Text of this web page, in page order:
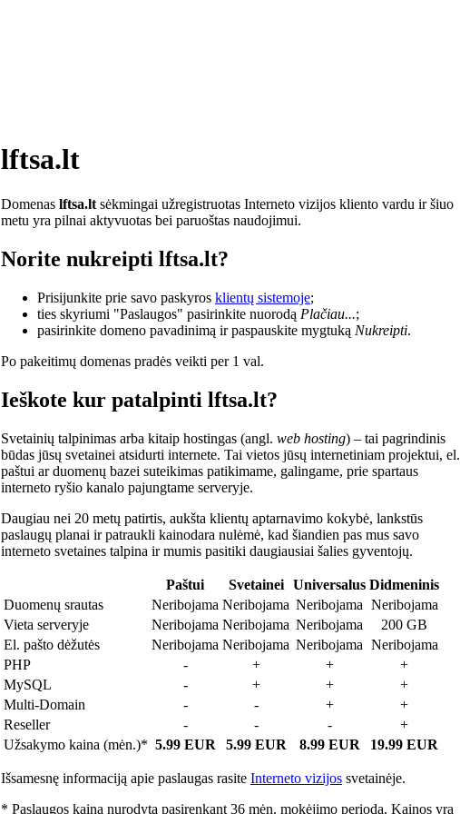
lftsa.lt
Domenas lftsa.lt sėkmingai užregistruotas Interneto vizijos kliento vardu ir šiuo
metu yra pilnai aktyvuotas bei paruoštas naudojimui.
Norite nukreipti lftsa.lt?
Prisijunkite prie savo paskyros klientų sistemoje;
ties skyriumi "Paslaugos" pasirinkite nuorodą Plačiau...;
pasirinkite domeno pavadinimą ir paspauskite mygtuką Nukreipti.
Po pakeitimų domenas pradės veikti per 1 val.
Ieškote kur patalpinti lftsa.lt?
Svetainių talpinimas arba kitaip hostingas (angl. web hosting) – tai pagrindinis
būdas jūsų svetainei atsidurti internete. Tai vietos jūsų internetiniam projektui, el.
paštui ar duomenų bazei suteikimas patikimame, galingame, prie spartaus
interneto ryšio kanalo pajungtame serveryje.
Daugiau nei 20 metų patirtis, aukšta klientų aptarnavimo kokybė, lankstūs
paslaugų planai ir patraukli kainodara nulėmė, kad šiandien pas mus savo
interneto svetaines talpina ir mumis pasitiki daugiausiai šalies gyventojų.
Paštui Svetainei Universalus Didmeninis
Duomenų srautas
Neribojama Neribojama Neribojama Neribojama
Vieta serveryje
Neribojama Neribojama Neribojama
200 GB
El. pašto dėžutės
Neribojama Neribojama Neribojama Neribojama
PHP
- + +
+
MySQL
- + +
+
Multi-Domain
- - +
+
Reseller
- - -
+
Užsakymo kaina (mėn.)* 5.99 EUR 5.99 EUR 8.99 EUR 19.99 EUR
Išsamesnę informaciją apie paslaugas rasite Interneto vizijos svetainėje.
* Paslaugos kaina nurodyta pasirenkant 36 mėn. mokėjimo periodą. Kainos yra